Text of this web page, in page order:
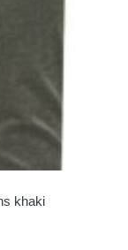
khaki